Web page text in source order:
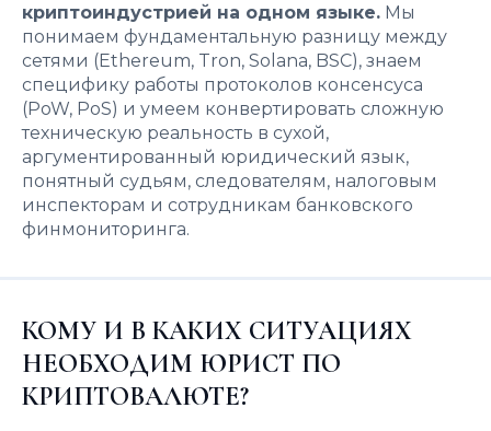
криптоиндустрией на одном языке. Мы
понимаем фундаментальную разницу между
сетями (Ethereum, Tron, Solana, BSC), знаем
специфику работы протоколов консенсуса
(PoW, PoS) и умеем конвертировать сложную
техническую реальность в сухой,
аргументированный юридический язык,
понятный судьям, следователям, налоговым
инспекторам и сотрудникам банковского
финмониторинга.
КОМУ И В КАКИХ СИТУАЦИЯХ
НЕОБХОДИМ ЮРИСТ ПО
КРИПТОВАЛЮТЕ?